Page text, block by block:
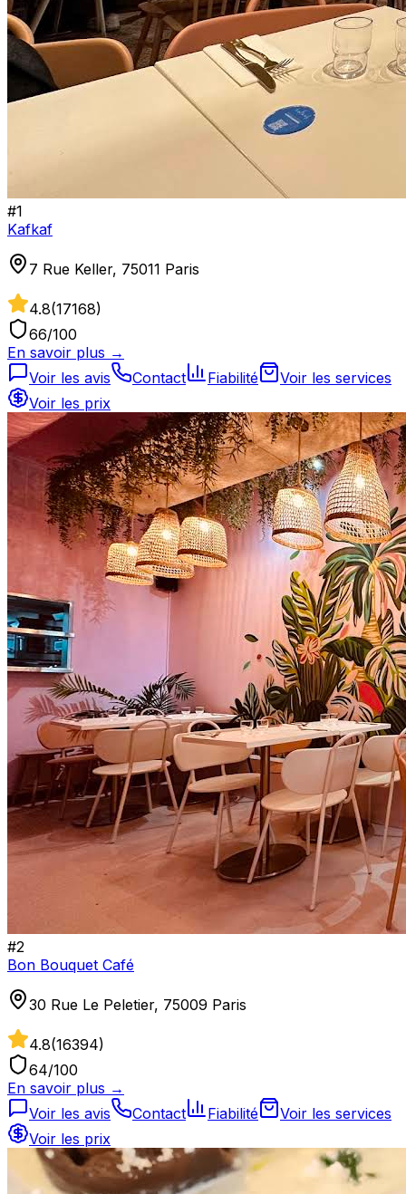
#1
Kafkaf
7 Rue Keller, 75011 Paris
4.8(17168)
66/100
En savoir plus →
Voir les avis
Contact Fiabilité
Voir les services
Voir les prix
#2
Bon Bouquet Café
30 Rue Le Peletier, 75009 Paris
4.8(16394)
64/100
En savoir plus →
Voir les avis
Contact Fiabilité
Voir les services
Voir les prix